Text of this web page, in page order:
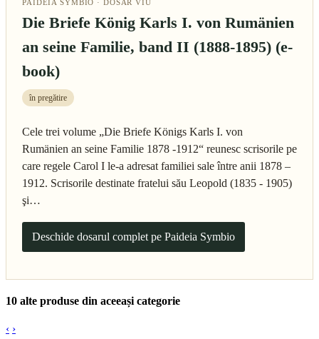
PAIDEIA SYMBIO · DOSAR VIU
Die Briefe König Karls I. von Rumänien
an seine Familie, band II (1888-1895) (e-
book)
în pregătire
Cele trei volume „Die Briefe Königs Karls I. von
Rumänien an seine Familie 1878 -1912“ reunesc scrisorile pe
care regele Carol I le-a adresat familiei sale între anii 1878 –
1912. Scrisorile destinate fratelui său Leopold (1835 - 1905)
şi…
Deschide dosarul complet pe Paideia Symbio
10 alte produse din aceeași categorie
‹ ›